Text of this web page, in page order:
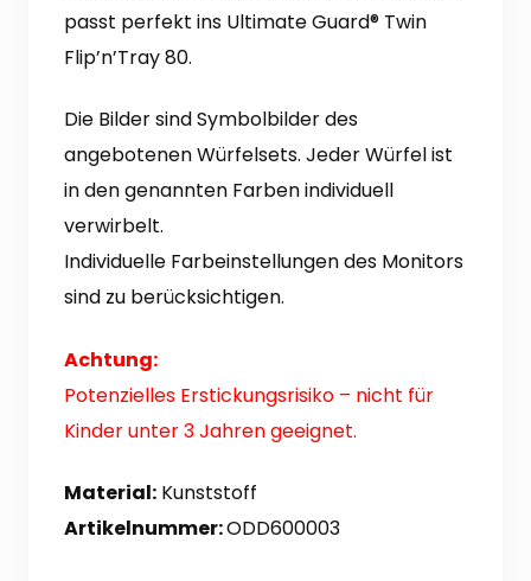
passt perfekt ins Ultimate Guard® Twin
Flip’n’Tray 80.
Die Bilder sind Symbolbilder des
angebotenen Würfelsets. Jeder Würfel ist
in den genannten Farben individuell
verwirbelt.
Individuelle Farbeinstellungen des Monitors
sind zu berücksichtigen.
Achtung:
Potenzielles Erstickungsrisiko – nicht für
Kinder unter 3 Jahren geeignet.
Material: Kunststoff
Artikelnummer:ODD600003